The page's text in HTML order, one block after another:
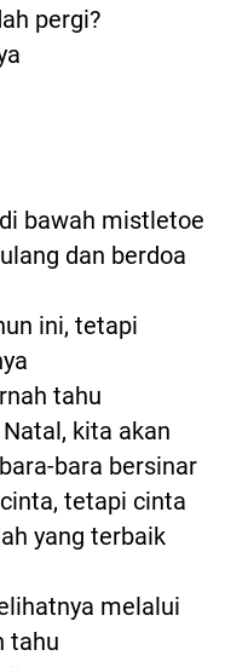
pergi?
bawah mistletoe
dan berdoa
ini, tetapi
tahu
kita akan
bara bersinar
tetapi cinta
yang terbaik
melalui
tahu